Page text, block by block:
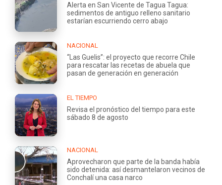
Alerta en San Vicente de Tagua Tagua:
sedimentos de antiguo relleno sanitario
estarían escurriendo cerro abajo
NACIONAL
“Las Guelis”: el proyecto que recorre Chile
para rescatar las recetas de abuela que
pasan de generación en generación
EL TIEMPO
Revisa el pronóstico del tiempo para este
sábado 8 de agosto
NACIONAL
Aprovecharon que parte de la banda había
sido detenida: así desmantelaron vecinos de
Conchalí una casa narco